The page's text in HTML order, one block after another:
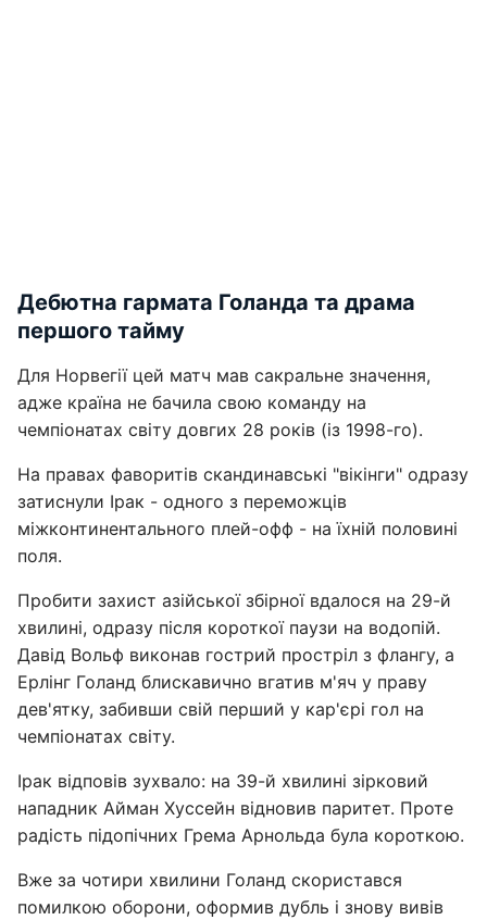
Дебютна гармата Голанда та драма
першого тайму
Для Норвегії цей матч мав сакральне значення,
адже країна не бачила свою команду на
чемпіонатах світу довгих 28 років (із 1998-го).
На правах фаворитів скандинавські "вікінги" одразу
затиснули Ірак - одного з переможців
міжконтинентального плей-офф - на їхній половині
поля.
Пробити захист азійської збірної вдалося на 29-й
хвилині, одразу після короткої паузи на водопій.
Давід Вольф виконав гострий простріл з флангу, а
Ерлінг Голанд блискавично вгатив м'яч у праву
дев'ятку, забивши свій перший у кар'єрі гол на
чемпіонатах світу.
Ірак відповів зухвало: на 39-й хвилині зірковий
нападник Айман Хуссейн відновив паритет. Проте
радість підопічних Грема Арнольда була короткою.
Вже за чотири хвилини Голанд скористався
помилкою оборони, оформив дубль і знову вивів